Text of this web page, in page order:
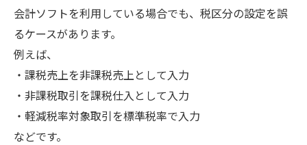
会計ソフトを利用している場合でも、税区分の設定を誤
るケースがあります。
例えば、
・課税売上を非課税売上として入力
・非課税取引を課税仕入として入力
・軽減税率対象取引を標準税率で入力
などです。